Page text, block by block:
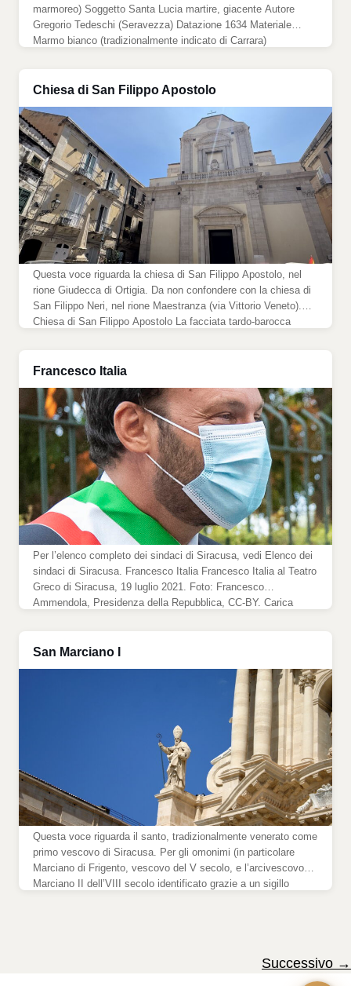
marmoreo) Soggetto Santa Lucia martire, giacente Autore
Gregorio Tedeschi (Seravezza) Datazione 1634 Materiale
Marmo bianco (tradizionalmente indicato di Carrara)
Collocazione Tempietto del Sepolcro, Siracusa (sull’altare)
Prodigio collegato […]
Chiesa di San Filippo Apostolo
Questa voce riguarda la chiesa di San Filippo Apostolo, nel
rione Giudecca di Ortigia. Da non confondere con la chiesa di
San Filippo Neri, nel rione Maestranza (via Vittorio Veneto).
Chiesa di San Filippo Apostolo La facciata tardo-barocca
San Filippo […]
Francesco Italia
Per l’elenco completo dei sindaci di Siracusa, vedi Elenco dei
sindaci di Siracusa. Francesco Italia Francesco Italia al Teatro
Greco di Siracusa, 19 luglio 2021. Foto: Francesco
Ammendola, Presidenza della Repubblica, CC-BY. Carica
16 giugno 2023 […]
San Marciano I
Questa voce riguarda il santo, tradizionalmente venerato come
primo vescovo di Siracusa. Per gli omonimi (in particolare
Marciano di Frigento, vescovo del V secolo, e l’arcivescovo
Marciano II dell’VIII secolo identificato grazie a un sigillo
Successivo →